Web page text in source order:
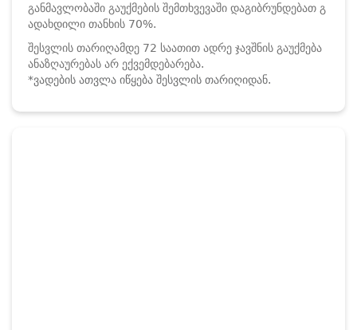
განმავლობაში გაუქმების შემთხვევაში დაგიბრუნდებათ გ
ადახდილი თანხის 70%.
შესვლის თარიღამდე 72 საათით ადრე ჯავშნის გაუქმება
ანაზღაურებას არ ექვემდებარება.
*ვადების ათვლა იწყება შესვლის თარიღიდან.